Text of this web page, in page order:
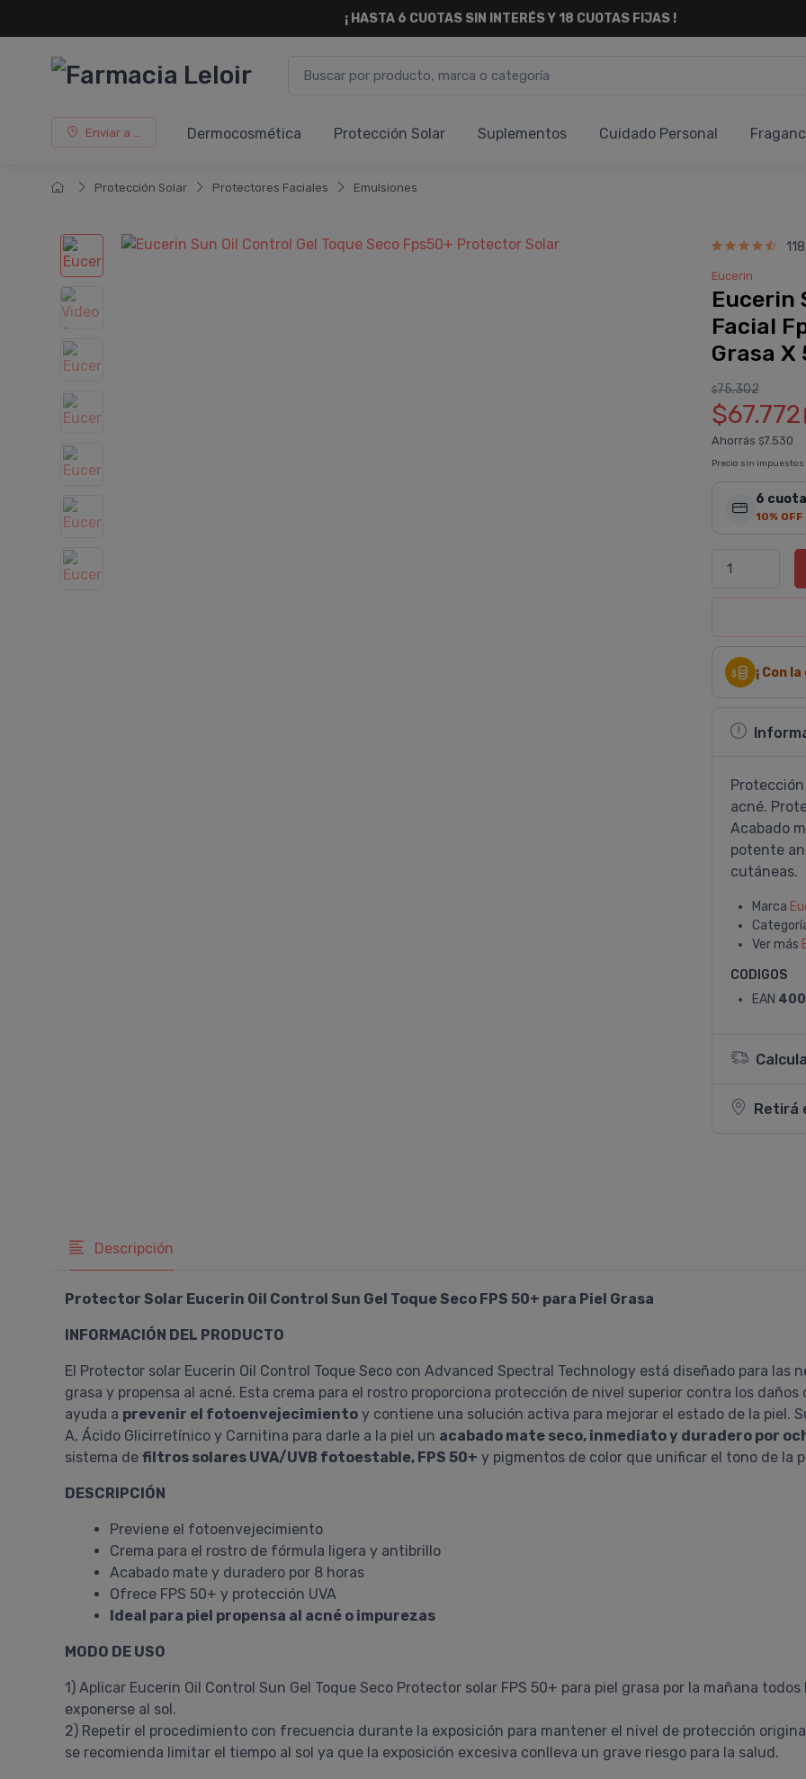
¡ HASTA 6 CUOTAS SIN INTERÉSY 18 CUOTAS FIJAS !
Enviar a ... Dermocosmética Protección Solar Suplementos Cuidado Personal
Protección Solar Protectores Faciales Emulsiones
Eucerin
Eucerin
Facial
Grasa X
$75.302
$67.772
Ahorrás $7.530
Precio sin
6
10% OFF
¡ Con
acné.
Acabado
potente
cutáneas.
Marca
Ver más
CODIGOS
EAN
Retirá
Descripción
Protector Solar Eucerin Oil Control Sun Gel Toque Seco FPS 50+ para Piel Grasa
INFORMACIÓN DEL PRODUCTO
El Protector solar Eucerin Oil Control Toque Seco con Advanced Spectral Technology está diseñado para las
grasa y propensa al acné. Esta crema para el rostro proporciona protección de nivel superior contra los daños
ayuda a prevenir el fotoenvejecimiento y contiene una solución activa para mejorar el estado de la piel.
A, Ácido Glicirretínico y Carnitina para darle a la piel un acabado mate seco, inmediato y duradero por
sistema de filtros solares UVA/UVB fotoestable, FPS 50+ y pigmentos de color que unificar el tono de la
DESCRIPCIÓN
Previene el fotoenvejecimiento
Crema para el rostro de fórmula ligera y antibrillo
Acabado mate y duradero por 8 horas
Ofrece FPS 50+ y protección UVA
Ideal para piel propensa al acné o impurezas
MODO DE USO
1) Aplicar Eucerin Oil Control Sun Gel Toque Seco Protector solar FPS 50+ para piel grasa por la mañana
exponerse al sol.
2) Repetir el procedimiento con frecuencia durante la exposición para mantener el nivel de protección
se recomienda limitar el tiempo al sol ya que la exposición excesiva conlleva un grave riesgo para la salud.